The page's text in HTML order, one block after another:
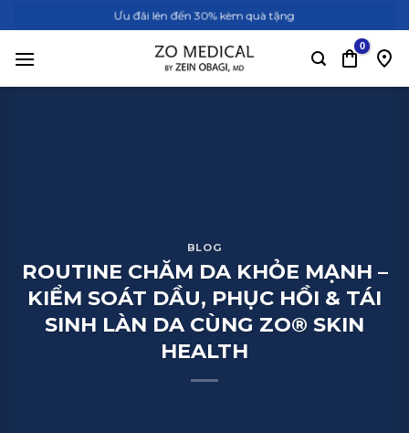
qua
nội
Ưu đãi lên đến 30% kèm quà tặng
BLOG
ROUTINE CHĂM DA KHỎE MẠNH –
KIỂM SOÁT DẦU, PHỤC HỒI & TÁI
SINH LÀN DA CÙNG ZO® SKIN
HEALTH